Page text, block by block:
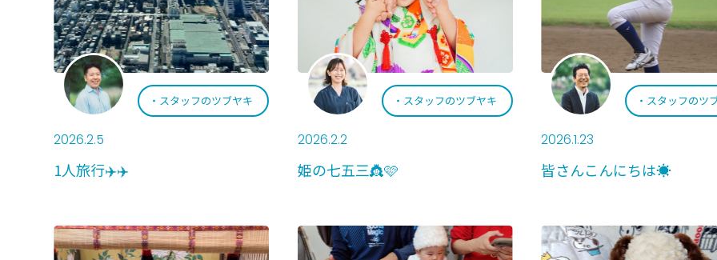
スタッフのツブヤキ
2026.2.5
1人旅行✈️✈️
スタッフのツブヤキ
2026.2.2
姫の七五三👸🩷
スタッフのツ
2026.1.23
皆さんこんにちは☀️